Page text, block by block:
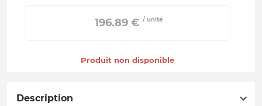
196.89 € / unité
Produit non disponible
Description